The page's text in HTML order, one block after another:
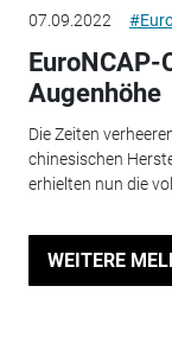
07.09.2022
EuroNCAP-
Augenhöhe
Die Zeiten
chinesischen
erhielten nun die
WEITERE